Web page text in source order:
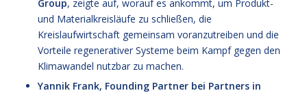
Group, zeigte auf, worauf es ankommt, um Produkt-
und Materialkreisläufe zu schließen, die
Kreislaufwirtschaft gemeinsam voranzutreiben und die
Vorteile regenerativer Systeme beim Kampf gegen den
Klimawandel nutzbar zu machen.
Yannik Frank, Founding Partner bei Partners in